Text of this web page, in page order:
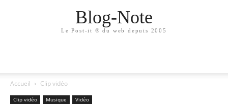
Blog-Note
Le Post-it ® du web depuis 2005
Accueil Clip vidéo
Clip vidéo Musique Vidéo